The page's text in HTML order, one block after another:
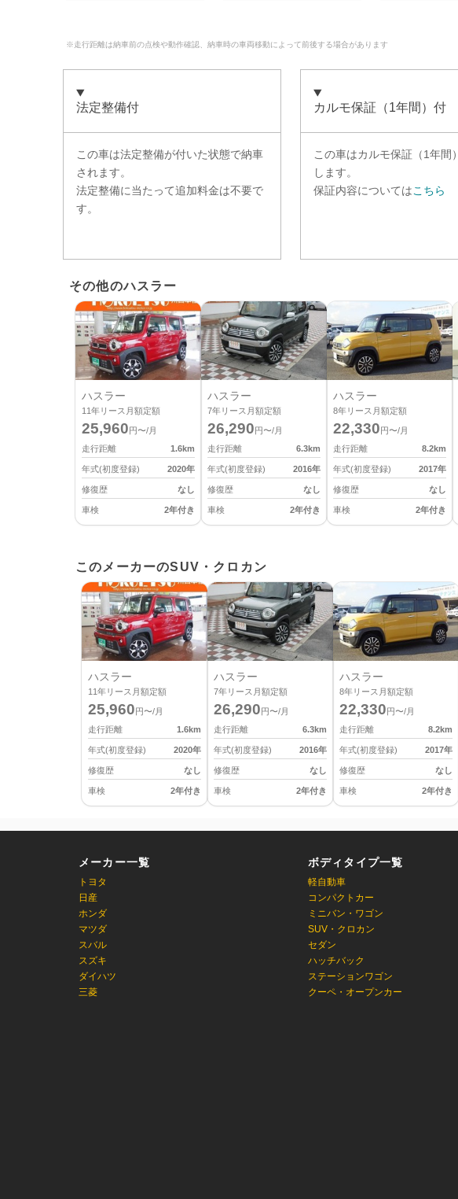
※走行距離は納車前の点検や動作確認、納車時の車両移動によって前後する場合があります
法定整備付
この車は法定整備が付いた状態で納車
されます。
法定整備に当たって追加料金は不要で
す。
カルモ保証（1年間）付
この車はカルモ保証（1年間）
します。
保証内容についてはこちら
その他のハスラー
ハスラー
11年リース月額定額
25,960 円〜/月
走行距離
1.6km
年式(初度登録) 2020年
修復歴 なし
車検 2年付き
ハスラー
7年リース月額定額
26,290 円〜/月
走行距離
6.3km
年式(初度登録) 2016年
修復歴 なし
車検 2年付き
ハスラー
8年リース月額定額
22,330 円〜/月
走行距離
8.2km
年式(初度登録) 2017年
修復歴 なし
車検 2年付き
このメーカーのSUV・クロカン
ハスラー
11年リース月額定額
25,960 円〜/月
走行距離
1.6km
年式(初度登録) 2020年
修復歴 なし
車検 2年付き
ハスラー
7年リース月額定額
26,290 円〜/月
走行距離
6.3km
年式(初度登録) 2016年
修復歴 なし
車検 2年付き
ハスラー
8年リース月額定額
22,330 円〜/月
走行距離
8.2km
年式(初度登録) 2017年
修復歴 なし
車検 2年付き
メーカー一覧
トヨタ
日産
ホンダ
マツダ
スバル
スズキ
ダイハツ
三菱
ボディタイプ一覧
軽自動車
コンパクトカー
ミニバン・ワゴン
SUV・クロカン
セダン
ハッチバック
ステーションワゴン
クーペ・オープンカー